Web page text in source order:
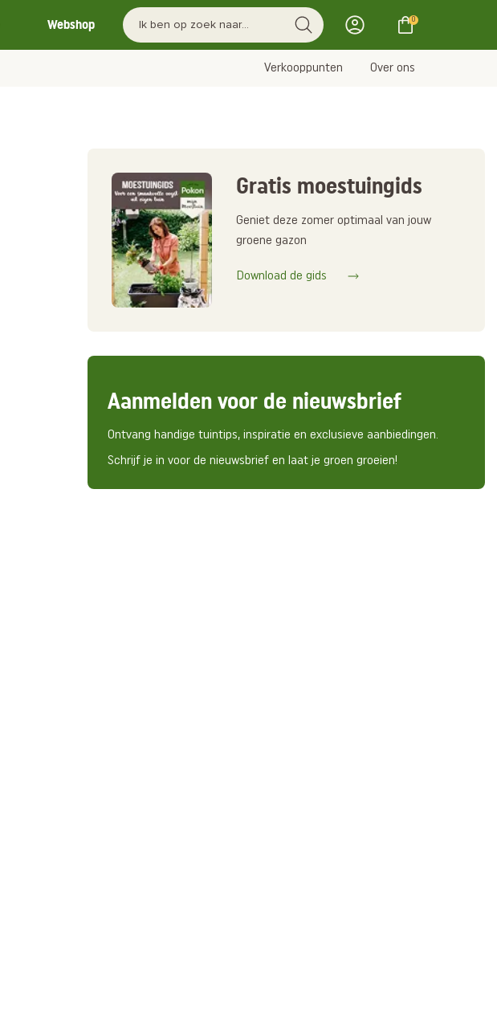
Webshop 0
Verkooppunten Over ons
Gratis moestuingids
Geniet deze zomer optimaal van jouw
groene gazon
Download de gids
Aanmelden voor de nieuwsbrief
Ontvang handige tuintips, inspiratie en exclusieve aanbiedingen.
Schrijf je in voor de nieuwsbrief en laat je groen groeien!